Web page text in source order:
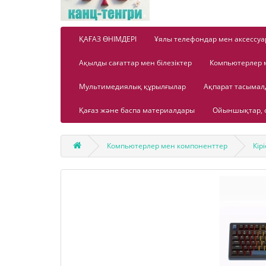
ҚАҒАЗ ӨНІМДЕРІ Ұялы телефондар мен
Ақылды сағаттар мен білезіктер Компьютерлер
Мультимедиялық құрылғылар Ақпарат
Қағаз және баспа материалдары Ойыншықтар,
Компьютерлер мен компоненттер